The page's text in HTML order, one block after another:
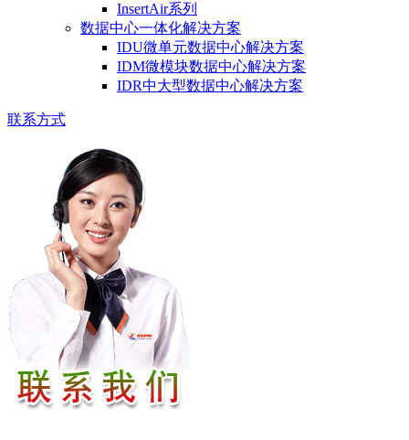
InsertAir系列
数据中心一体化解决方案
IDU微单元数据中心解决方案
IDM微模块数据中心解决方案
IDR中大型数据中心解决方案
联系方式